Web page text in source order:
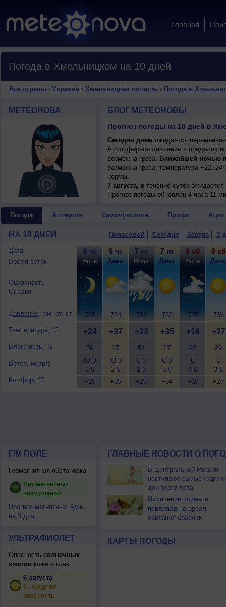
Главная
Погода в Хмельницком на 10 дней
Все страны › Украина› Хмельницкая область › Погода в
МЕТЕОНОВА БЛОГ МЕТЕОНОВЫ
Сегодня днем ожидается
Атмосферное давление в пределах
возможна гроза. Ближайшей ночью
возможна гроза, температура
нормы.
7 августа, в течение суток
возможна гроза; ночью +22..24°,
днем +26..28°, ветер северный,
+26..28°, ветер северный, умеренный.
10 августа, ожидается ясная погода;
южный, умеренный.
Прогноз погоды обновлен 4 часа 11
Погода Аллергия Самочувствие Профи Агро
НА 10 ДНЕЙ Почасовой Сегодня Завтра 3
Дата
Время суток
Облачность
Осадки
Давление, мм. рт. ст.
Температура, °C
Влажность, %
Ветер, метр/с
Комфорт,°C
6 чт
Ночь
735
+24
36
Ю-З
2-5
+25
6 чт
День
734
+37
17
Ю-З
2-5
+35
7 пт
Ночь
733
+23
54
С-З
1-3
+25
7 пт
День
732
+35
27
С-З
5-9
+34
8 сб
Ночь
735
+16
93
С
3-6
+16
8 сб
День
736
+27
29
С
3-6
+27
Г/М ПОЛЕ
Геомагнитная обстановка
Нет магнитных
возмущений
Прогноз магнитных бурь
на 3 дня
УЛЬТРАФИОЛЕТ
Опасность солнечных
ожоговкожи и глаз
6 августа
6 - средняя
опасность
ГЛАВНЫЕ НОВОСТИ О
В Центральной России
наступают самые жаркие
дни этого лета
Изменение климата
повлияло на ареал
обитания бабочек
КАРТЫ ПОГОДЫ